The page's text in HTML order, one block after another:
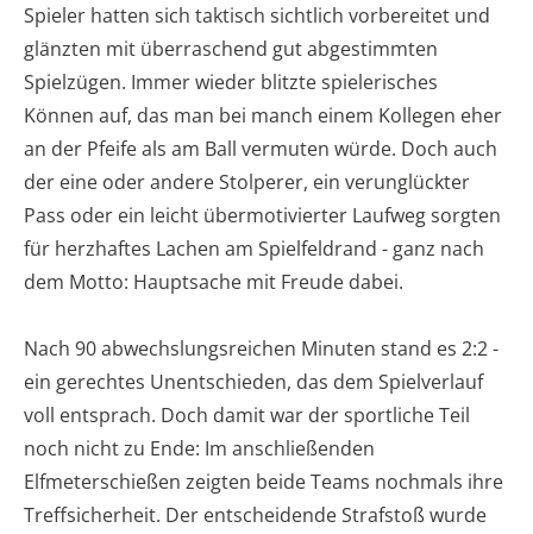
Spieler hatten sich taktisch sichtlich vorbereitet und
glänzten mit überraschend gut abgestimmten
Spielzügen. Immer wieder blitzte spielerisches
Können auf, das man bei manch einem Kollegen eher
an der Pfeife als am Ball vermuten würde. Doch auch
der eine oder andere Stolperer, ein verunglückter
Pass oder ein leicht übermotivierter Laufweg sorgten
für herzhaftes Lachen am Spielfeldrand - ganz nach
dem Motto: Hauptsache mit Freude dabei.
Nach 90 abwechslungsreichen Minuten stand es 2:2 -
ein gerechtes Unentschieden, das dem Spielverlauf
voll entsprach. Doch damit war der sportliche Teil
noch nicht zu Ende: Im anschließenden
Elfmeterschießen zeigten beide Teams nochmals ihre
Treffsicherheit. Der entscheidende Strafstoß wurde